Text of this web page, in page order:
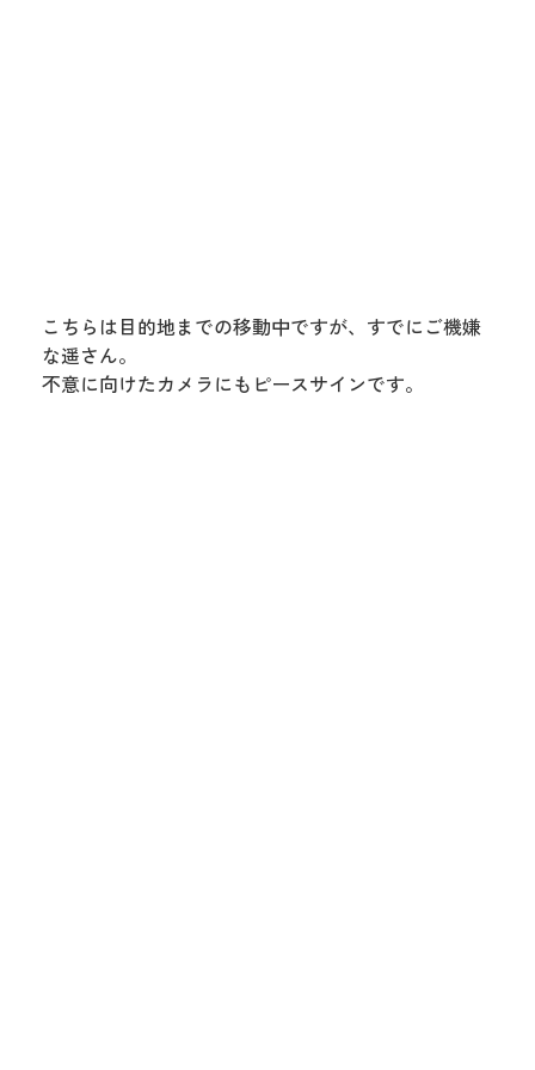
こちらは目的地までの移動中ですが、すでにご機嫌
な遥さん。
不意に向けたカメラにもピースサインです。